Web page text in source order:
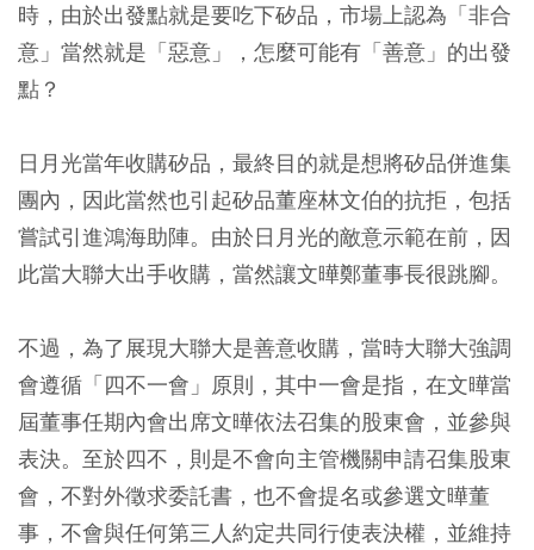
時，由於出發點就是要吃下矽品，市場上認為「非合
意」當然就是「惡意」，怎麼可能有「善意」的出發
點？
日月光當年收購矽品，最終目的就是想將矽品併進集
團內，因此當然也引起矽品董座林文伯的抗拒，包括
嘗試引進鴻海助陣。由於日月光的敵意示範在前，因
此當大聯大出手收購，當然讓文曄鄭董事長很跳腳。
不過，為了展現大聯大是善意收購，當時大聯大強調
會遵循「四不一會」原則，其中一會是指，在文曄當
屆董事任期內會出席文曄依法召集的股東會，並參與
表決。至於四不，則是不會向主管機關申請召集股東
會，不對外徵求委託書，也不會提名或參選文曄董
事，不會與任何第三人約定共同行使表決權，並維持